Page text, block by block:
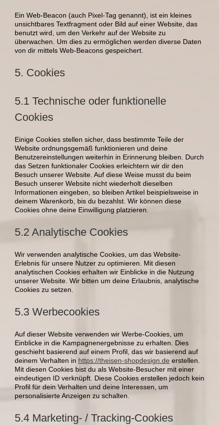
Ein Web-Beacon (auch Pixel-Tag genannt), ist ein kleines
unsichtbares Textfragment oder Bild auf einer Website, das
benutzt wird, um den Verkehr auf der Website zu
überwachen. Um dies zu ermöglichen werden diverse Daten
von dir mittels Web-Beacons gespeichert.
5. Cookies
5.1 Technische oder funktionelle
Cookies
Einige Cookies stellen sicher, dass bestimmte Teile der
Website ordnungsgemäß funktionieren und deine
Benutzereinstellungen weiterhin in Erinnerung bleiben. Durch
das Setzen funktionaler Cookies erleichtern wir dir den
Besuch unserer Website. Auf diese Weise musst du beim
Besuch unserer Website nicht wiederholt dieselben
Informationen eingeben, so bleiben Artikel beispielsweise in
deinem Warenkorb, bis du bezahlst. Wir können diese
Cookies ohne deine Einwilligung platzieren.
5.2 Analytische Cookies
Wir verwenden analytische Cookies, um das Website-
Erlebnis für unsere Nutzer zu optimieren. Mit diesen
analytischen Cookies erhalten wir Einblicke in die Nutzung
unserer Website. Wir bitten um deine Erlaubnis, analytische
Cookies zu setzen.
5.3 Werbecookies
Auf dieser Website verwenden wir Werbe-Cookies, um
Einblicke in die Kampagnenergebnisse zu erhalten. Dies
geschieht basierend auf einem Profil, das wir basierend auf
deinem Verhalten in https://theisen-shopdesign.de erstellen.
Mit diesen Cookies bist du als Website-Besucher mit einer
eindeutigen ID verknüpft. Diese Cookies erstellen jedoch kein
Profil für dein Verhalten und deine Interessen, um
personalisierte Anzeigen zu schalten.
5.4 Marketing- / Tracking-Cookies